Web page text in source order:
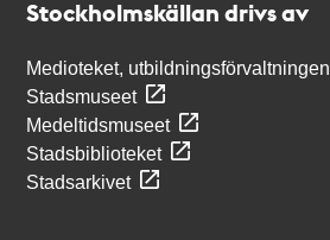
Stockholmskällan drivs av
Medioteket, utbildningsförvaltningen
Stadsmuseet
Medeltidsmuseet
Stadsbiblioteket
Stadsarkivet